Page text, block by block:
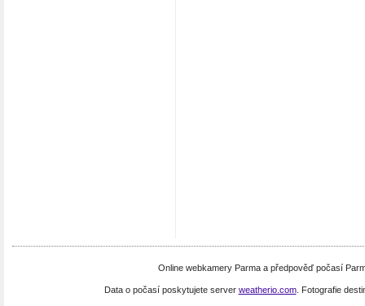
Online webkamery Parma a předpověď počasí
Data o počasí poskytujete server weatherio.com. Fotografie